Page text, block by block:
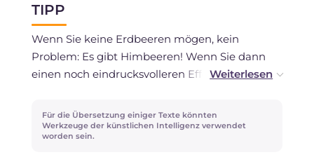
TIPP
Wenn Sie keine Erdbeeren mögen, kein
Problem: Es gibt Himbeeren! Wenn Sie dann
einen noch eindrucksvolleren Effekt erzielen
Eine großzügige Prise und das Spiel ist
gemacht.
Für die Übersetzung einiger Texte könnten
Werkzeuge der künstlichen Intelligenz verwendet
worden sein.